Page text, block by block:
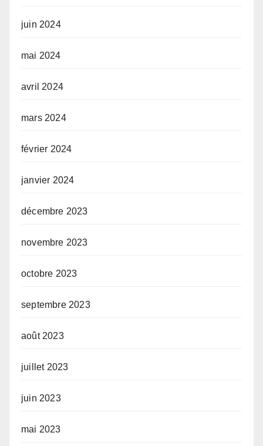
juin 2024
mai 2024
avril 2024
mars 2024
février 2024
janvier 2024
décembre 2023
novembre 2023
octobre 2023
septembre 2023
août 2023
juillet 2023
juin 2023
mai 2023